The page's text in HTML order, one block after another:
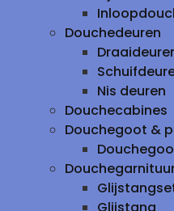
Douchedeuren
Nis deuren
Douchecabines
Douchegoot &
Glijstang